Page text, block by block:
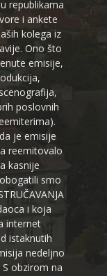
republikama
i ankete
kolega iz
Ono što
emisije,
poslovnih
je emisije
reemitovalo
kasnije
smo
i koja
internet
istaknutih
nedeljno
obzirom na